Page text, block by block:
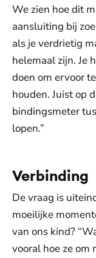
We zien hoe dit
aansluiting bij
als je verdrietig
helemaal zijn. Je
doen om ervoor
houden. Juist op
bindingsmeter
lopen.”
Verbinding
De vraag is
moeilijke
van ons kind?
vooral hoe ze om